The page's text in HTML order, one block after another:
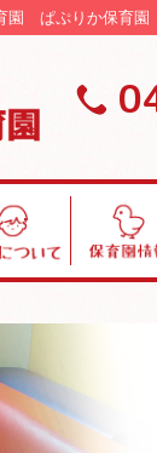
園 ぱぷりか保育園
情